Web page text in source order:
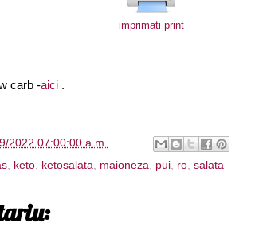
imprimati print
carb -aici .
2022 07:00:00 a.m.
keto ketosalata maioneza pui ro salata